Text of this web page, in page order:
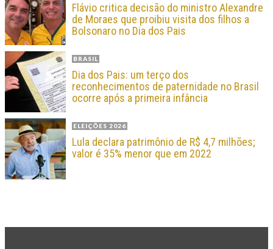
Flávio critica decisão do ministro Alexandre
de Moraes que proibiu visita dos filhos a
Bolsonaro no Dia dos Pais
BRASIL
Dia dos Pais: um terço dos
reconhecimentos de paternidade no Brasil
ocorre após a primeira infância
ELEIÇÕES 2026
Lula declara patrimônio de R$ 4,7 milhões;
valor é 35% menor que em 2022